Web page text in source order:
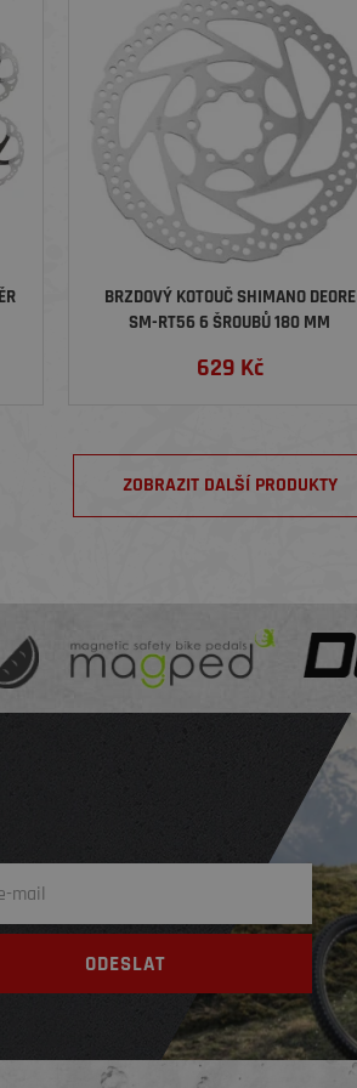
BRZDOVÝ KOTOUČ SHIMANO DEORE
SM-RT56 6 ŠROUBŮ 180 MM
629 Kč
ZOBRAZIT DALŠÍ PRODUKTY